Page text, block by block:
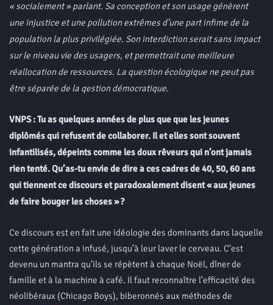
« socialement » parlant. Sa conception et son usage génèrent
une injustice et une pollution extrêmes d’une part infime de la
population la plus privilégiée. Son interdiction serait sans impact
sur le niveau vie des usagers, et permettrait une meilleure
réallocation de ressources. La question écologique ne peut pas
être séparée de la qestion démocratique.
VNPS : Tu as quelques années de plus que que les jeunes
diplômés qui refusent de collaborer. Il et elles sont souvent
infantilisés, dépeints comme les doux rêveurs qui n’ont jamais
rien tenté. Qu’as-tu envie de dire à ces cadres de 40, 50, 60 ans
qui tiennent ce discours et paradoxalement disent « aux jeunes
de faire bouger les choses » ?
Ce discours est en fait une idéologie des dominants dans laquelle
cette génération a infusé, jusqu’à leur laver le cerveau. C’est
devenu un mantra qu’ils se répètent à chaque Noël, dîner de
famille et à la machine à café. Il faut reconnaître l’efficacité des
néolibéraux (Chicago Boys), biberonnés aux méthodes de